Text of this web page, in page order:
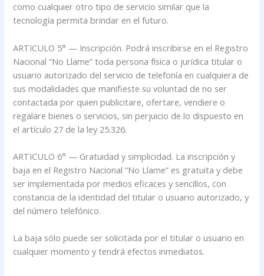
como cualquier otro tipo de servicio similar que la
tecnología permita brindar en el futuro.
ARTICULO 5° — Inscripción. Podrá inscribirse en el Registro
Nacional “No Llame” toda persona física o jurídica titular o
usuario autorizado del servicio de telefonía en cualquiera de
sus modalidades que manifieste su voluntad de no ser
contactada por quien publicitare, ofertare, vendiere o
regalare bienes o servicios, sin perjuicio de lo dispuesto en
el artículo 27 de la ley 25.326.
ARTICULO 6° — Gratuidad y simplicidad. La inscripción y
baja en el Registro Nacional “No Llame” es gratuita y debe
ser implementada por medios eficaces y sencillos, con
constancia de la identidad del titular o usuario autorizado, y
del número telefónico.
La baja sólo puede ser solicitada por el titular o usuario en
cualquier momento y tendrá efectos inmediatos.